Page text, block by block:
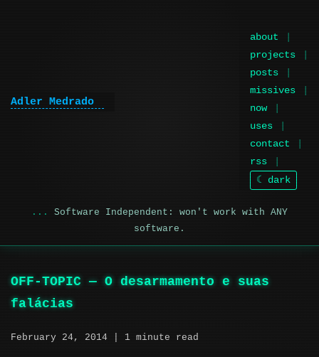
Adler Medrado
about
projects
posts
missives
now
uses
contact
rss
☾ dark
Software Independent: won't work with ANY
software.
OFF-TOPIC — O desarmamento e suas
falácias
February 24, 2014 | 1 minute read